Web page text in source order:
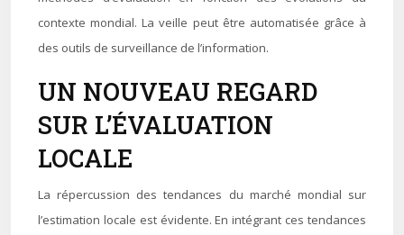
contexte mondial. La veille peut être automatisée grâce à
des outils de surveillance de l’information.
UN NOUVEAU REGARD
SUR L’ÉVALUATION
LOCALE
La répercussion des tendances du marché mondial sur
l’estimation locale est évidente. En intégrant ces tendances